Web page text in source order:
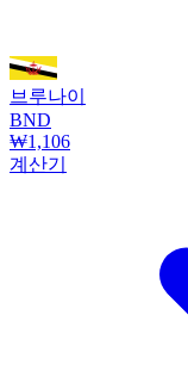
브루나이
BND
₩1,106
계산기